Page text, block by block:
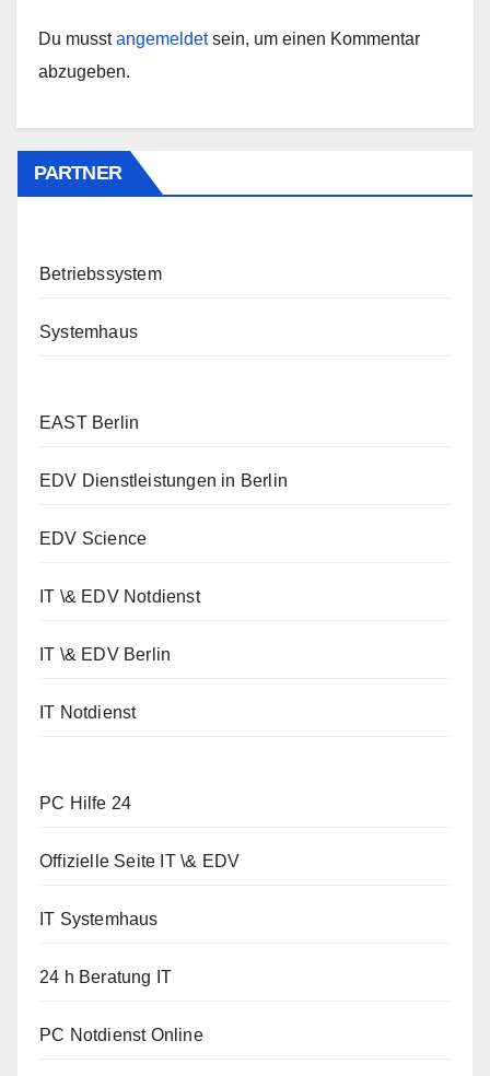
Du musstangemeldetsein, um einen Kommentar
abzugeben.
PARTNER
Betriebssystem
Systemhaus
EAST Berlin
EDV Dienstleistungen in Berlin
EDV Science
IT \& EDV Notdienst
IT \& EDV Berlin
IT Notdienst
PC Hilfe 24
Offizielle Seite IT \& EDV
IT Systemhaus
24 h Beratung IT
PC Notdienst Online